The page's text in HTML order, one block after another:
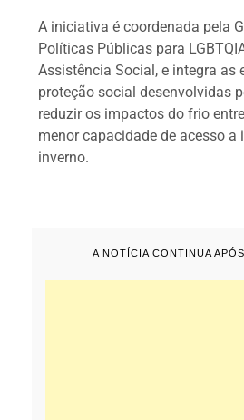
A iniciativa é coordenada pela
Políticas Públicas para
Assistência Social, e integra as
proteção social desenvolvidas
reduzir os impactos do frio
menor capacidade de acesso a
inverno.
A NOTÍCIA CONTINUA